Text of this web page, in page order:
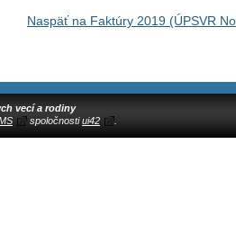
Naspäť na Faktúry 2019 (ÚPSVR
vecí a rodiny
spoločnostiui42